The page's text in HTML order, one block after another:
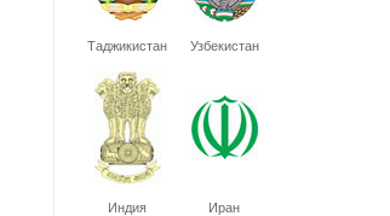
Таджикистан Узбекистан
Индия Иран